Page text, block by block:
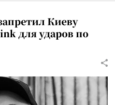
Киеву
для ударов по